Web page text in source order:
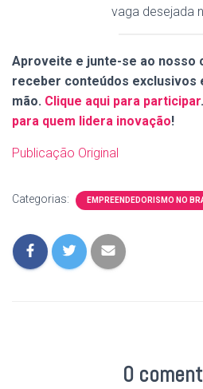
vaga desejada
Aproveite e junte-se ao nosso
receber conteúdos exclusivos
mão. Clique aqui para participar
para quem lidera inovação!
Publicação Original
Categorias: EMPREENDEDORISMO NO
0